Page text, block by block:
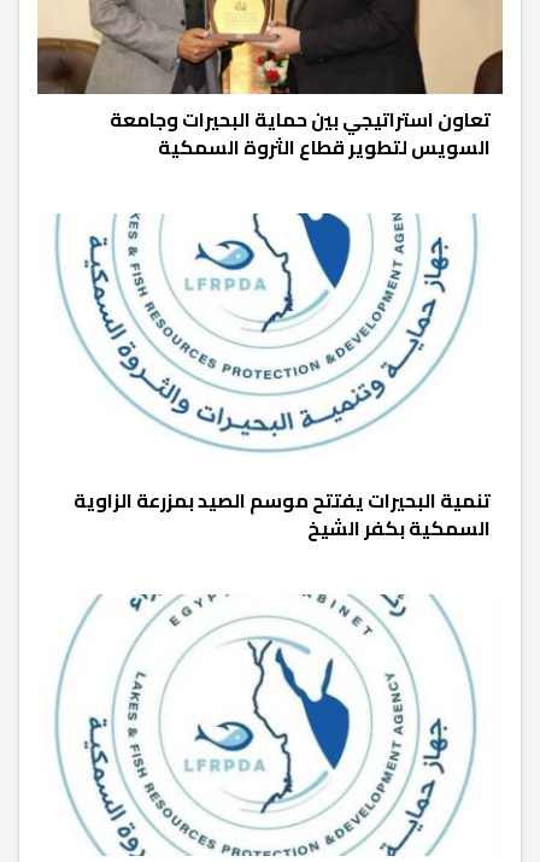
تعاون استراتيجي بين حماية البحيرات وجامعة
السويس لتطوير قطاع الثروة السمكية
تنمية البحيرات يفتتح موسم الصيد بمزرعة الزاوية
السمكية بكفر الشيخ